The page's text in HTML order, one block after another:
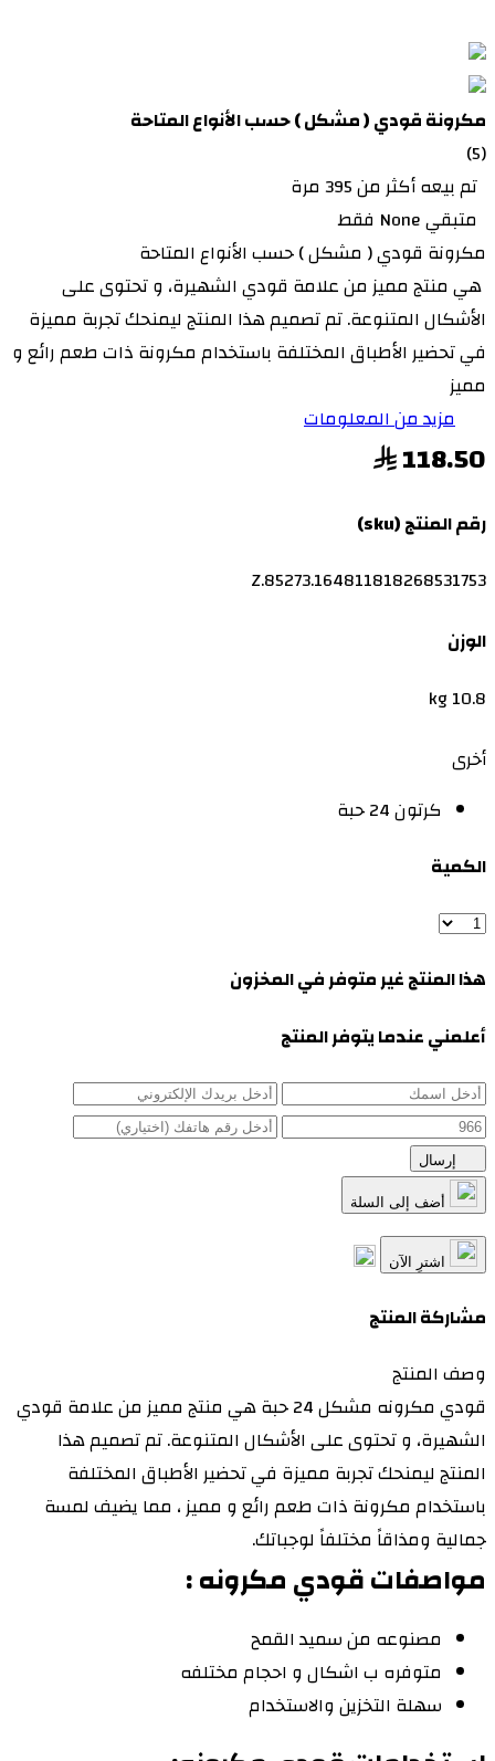
مكرونة قودي ( مشكل ) حسب الأنواع المتاحة
(5)
تم بيعه أكثر من 395 مرة
متبقي None فقط
مكرونة قودي ( مشكل ) حسب الأنواع المتاحة
هي منتج مميز من علامة قودي الشهيرة، و تحتوى على
الأشكال المتنوعة. تم تصميم هذا المنتج ليمنحك تجربة مميزة
في تحضير الأطباق المختلفة باستخدام مكرونة ذات طعم رائع و
مميز
مزيد من المعلومات
118.50
رقم المنتج (sku)
Z.85273.164811818268531753
الوزن
10.8 kg
أخرى
كرتون 24 حبة
الكمية
هذا المنتج غير متوفر في المخزون
أعلمني عندما يتوفر المنتج
اشترِ الآن
مشاركة المنتج
وصف المنتج
قودي مكرونه مشكل 24 حبة هي منتج مميز من علامة قودي
الشهيرة، و تحتوى على الأشكال المتنوعة. تم تصميم هذا
المنتج ليمنحك تجربة مميزة في تحضير الأطباق المختلفة
باستخدام مكرونة ذات طعم رائع و مميز ، مما يضيف لمسة
جمالية ومذاقاً مختلفاً لوجباتك.
مواصفات قودي مكرونه :
مصنوعه من سميد القمح
متوفره ب اشكال و احجام مختلفه
سهلة التخزين والاستخدام